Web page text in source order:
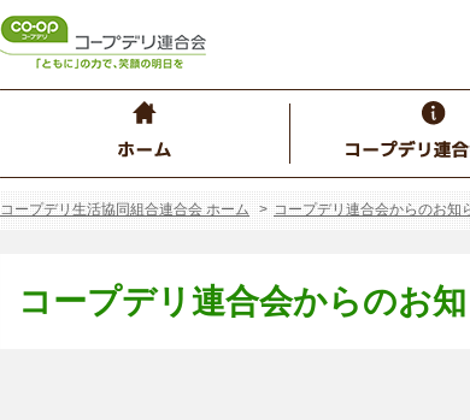
コープデリ生活協同組合連合会 ホーム コープデリ連合会からのお知
コープデリ連合会からのお